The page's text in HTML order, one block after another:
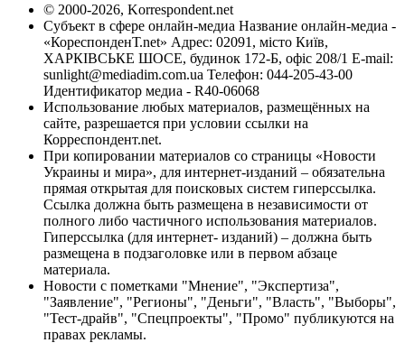
© 2000-2026, Korrespondent.net
Субъект в сфере онлайн-медиа Название онлайн-медиа -
«КореспонденТ.net» Адрес: 02091, місто Київ,
ХАРКІВСЬКЕ ШОСЕ, будинок 172-Б, офіс 208/1 E-mail:
sunlight@mediadim.com.ua Телефон: 044-205-43-00
Идентификатор медиа - R40-06068
Использование любых материалов, размещённых на
сайте, разрешается при условии ссылки на
Корреспондент.net.
При копировании материалов со страницы «Новости
Украины и мира», для интернет-изданий – обязательна
прямая открытая для поисковых систем гиперссылка.
Ссылка должна быть размещена в независимости от
полного либо частичного использования материалов.
Гиперссылка (для интернет- изданий) – должна быть
размещена в подзаголовке или в первом абзаце
материала.
Новости с пометками "Мнение", "Экспертиза",
"Заявление", "Регионы", "Деньги", "Власть", "Выборы",
"Тест-драйв", "Спецпроекты", "Промо" публикуются на
правах рекламы.